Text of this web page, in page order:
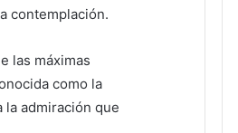
contemplación.
las máximas
como la
la admiración que